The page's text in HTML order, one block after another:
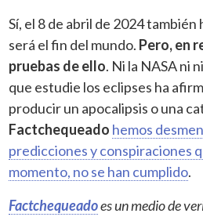
Sí, el 8 de abril de 2024
será el fin del mundo. Pero, en
pruebas de ello. Ni la NASA ni
que estudie los eclipses ha
producir un apocalipsis o una
Factchequeado hemos
predicciones y conspiraciones
momento, no se han cumplido.
Factchequeadoes un medio de